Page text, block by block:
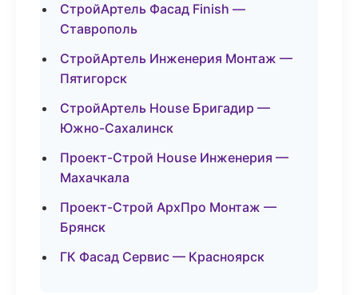
СтройАртель Фасад Finish —
Ставрополь
СтройАртель Инженерия Монтаж —
Пятигорск
СтройАртель House Бригадир —
Южно-Сахалинск
Проект-Строй House Инженерия —
Махачкала
Проект-Строй АрхПро Монтаж —
Брянск
ГК Фасад Сервис — Красноярск